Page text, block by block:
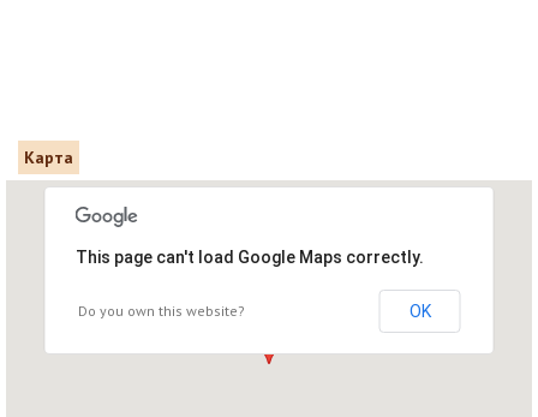
Карта
This page can't load Google Maps correctly.
Do you own this website? OK